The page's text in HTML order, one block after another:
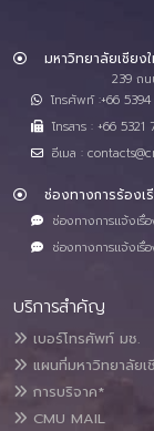
มหาวิทยาลัยเชียง
239 ถน
โทรศัพท์ :+66 5394
โทรสาร : +66 5321
อีเมล :
ช่องทางการร้องเ
ช่องทางการแจ้งเรื่
ช่องทางการแจ้งเรื่
บริการสำคัญ
เบอร์โทรศัพท์ มช.
แผนที่มหาวิทยาลัยเ
การบริจาค*
CMU MAIL